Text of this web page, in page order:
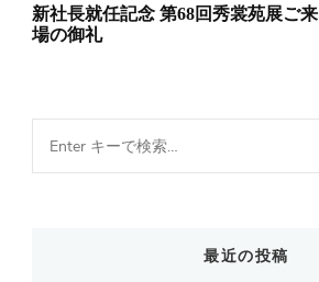
新社長就任記念 第68回秀裳苑展ご来
場の御礼
for
最近の投稿